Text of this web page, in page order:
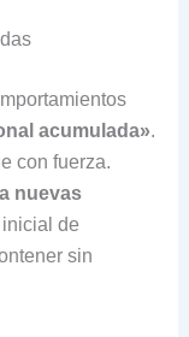
acumulada».
con fuerza.
nuevas
de
sin